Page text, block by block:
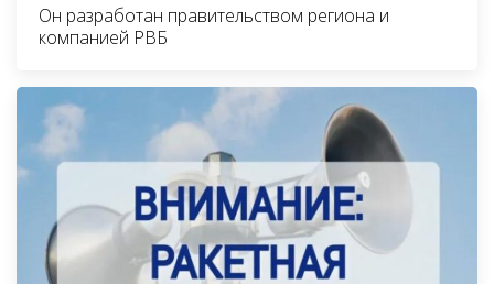
Он разработан правительством региона и
компанией РВБ